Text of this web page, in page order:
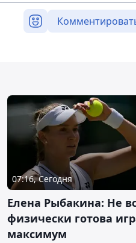
07:16, Сегодня
Елена Рыбакина: Не
физически готова
максимум